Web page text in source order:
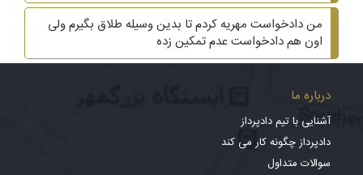
من دادخواست مهریه کردم تا بدین وسیله طلاق بگیرم ولی
اون هم دادخواست عدم تمکین زده
درباره ما
آشنایی با تیم دادپرداز
دادپرداز چگونه کار می کند
سوالات متداول